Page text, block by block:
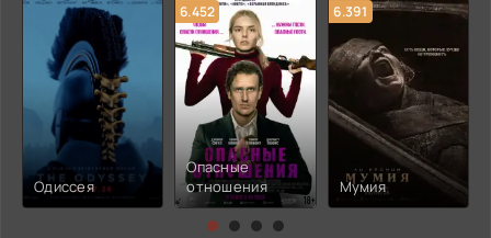
Одиссея
6.452
Опасные
отношения
6.391
Мумия